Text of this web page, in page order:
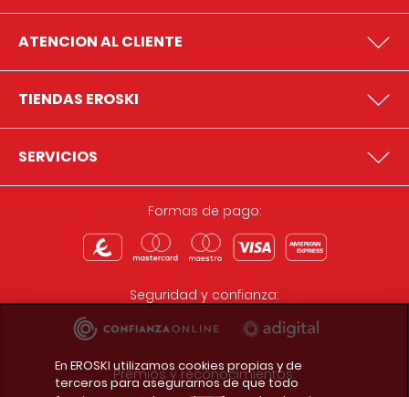
ATENCION AL CLIENTE
TIENDAS EROSKI
SERVICIOS
Formas de pago:
Seguridad y confianza:
Premios y reconocimientos:
En EROSKI utilizamos cookies propias y de
terceros para asegurarnos de que todo